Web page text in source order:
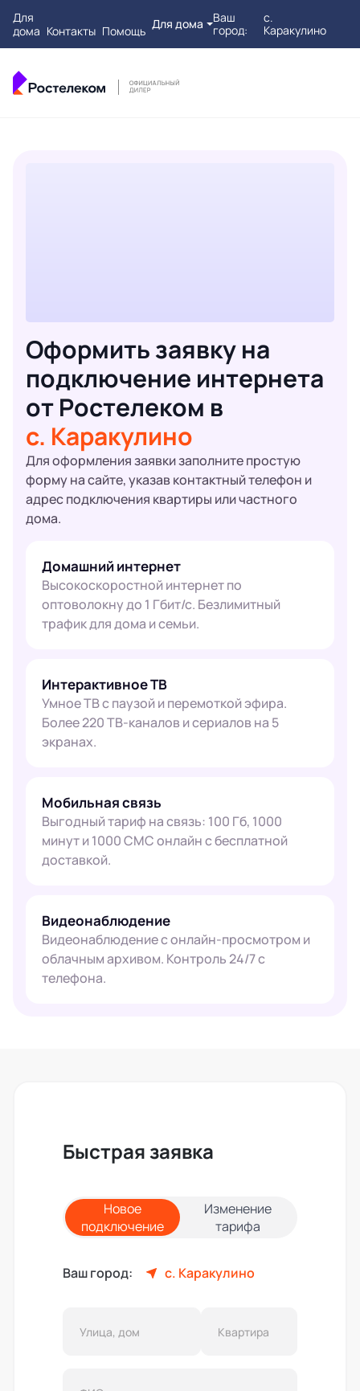
Для
дома Контакты Помощь Для дома
Ваш
город:
с.
Каракулино
Оформить заявку на
подключение интернета
от Ростелеком в
с. Каракулино
Для оформления заявки заполните простую
форму на сайте, указав контактный телефон и
адрес подключения квартиры или частного
дома.
Домашний интернет
Высокоскоростной интернет по
оптоволокну до 1 Гбит/с. Безлимитный
трафик для дома и семьи.
Интерактивное ТВ
Умное ТВ с паузой и перемоткой эфира.
Более 220 ТВ-каналов и сериалов на 5
экранах.
Мобильная связь
Выгодный тариф на связь: 100 Гб, 1000
минут и 1000 СМС онлайн с бесплатной
доставкой.
Видеонаблюдение
Видеонаблюдение с онлайн-просмотром и
облачным архивом. Контроль 24/7 с
телефона.
Быстрая заявка
Новое
подключение
Изменение
тарифа
Ваш город: с. Каракулино